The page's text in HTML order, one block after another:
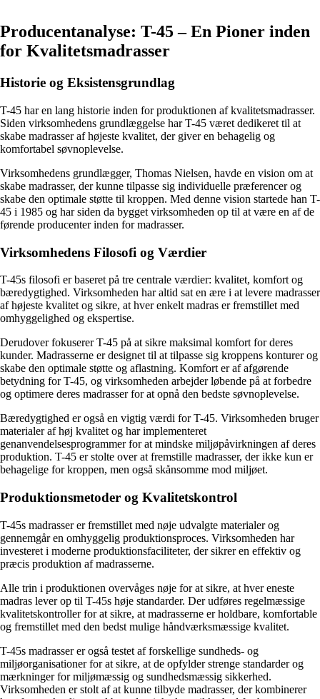
Producentanalyse: T-45 – En Pioner inden
for Kvalitetsmadrasser
Historie og Eksistensgrundlag
T-45 har en lang historie inden for produktionen af kvalitetsmadrasser.
Siden virksomhedens grundlæggelse har T-45 været dedikeret til at
skabe madrasser af højeste kvalitet, der giver en behagelig og
komfortabel søvnoplevelse.
Virksomhedens grundlægger, Thomas Nielsen, havde en vision om at
skabe madrasser, der kunne tilpasse sig individuelle præferencer og
skabe den optimale støtte til kroppen. Med denne vision startede han T-
45 i 1985 og har siden da bygget virksomheden op til at være en af de
førende producenter inden for madrasser.
Virksomhedens Filosofi og Værdier
T-45s filosofi er baseret på tre centrale værdier: kvalitet, komfort og
bæredygtighed. Virksomheden har altid sat en ære i at levere madrasser
af højeste kvalitet og sikre, at hver enkelt madras er fremstillet med
omhyggelighed og ekspertise.
Derudover fokuserer T-45 på at sikre maksimal komfort for deres
kunder. Madrasserne er designet til at tilpasse sig kroppens konturer og
skabe den optimale støtte og aflastning. Komfort er af afgørende
betydning for T-45, og virksomheden arbejder løbende på at forbedre
og optimere deres madrasser for at opnå den bedste søvnoplevelse.
Bæredygtighed er også en vigtig værdi for T-45. Virksomheden bruger
materialer af høj kvalitet og har implementeret
genanvendelsesprogrammer for at mindske miljøpåvirkningen af deres
produktion. T-45 er stolte over at fremstille madrasser, der ikke kun er
behagelige for kroppen, men også skånsomme mod miljøet.
Produktionsmetoder og Kvalitetskontrol
T-45s madrasser er fremstillet med nøje udvalgte materialer og
gennemgår en omhyggelig produktionsproces. Virksomheden har
investeret i moderne produktionsfaciliteter, der sikrer en effektiv og
præcis produktion af madrasserne.
Alle trin i produktionen overvåges nøje for at sikre, at hver eneste
madras lever op til T-45s høje standarder. Der udføres regelmæssige
kvalitetskontroller for at sikre, at madrasserne er holdbare, komfortable
og fremstillet med den bedst mulige håndværksmæssige kvalitet.
T-45s madrasser er også testet af forskellige sundheds- og
miljøorganisationer for at sikre, at de opfylder strenge standarder og
mærkninger for miljømæssig og sundhedsmæssig sikkerhed.
Virksomheden er stolt af at kunne tilbyde madrasser, der kombinerer